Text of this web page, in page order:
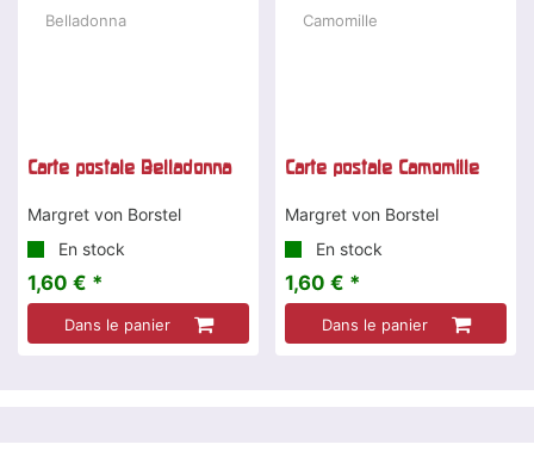
Carte postale Belladonna
Margret von Borstel
En stock
1,60 € *
Dans le panier
Carte postale Camomille
Margret von Borstel
En stock
1,60 € *
Dans le panier